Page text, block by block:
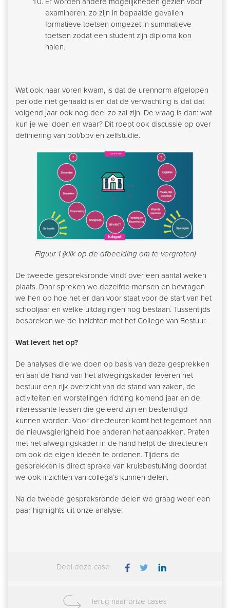
examineren, zo zijn in bepaalde gevallen
formatieve toetsen omgezet in summatieve
toetsen zodat een student zijn diploma kon
halen.
Wat ook naar voren kwam, is dat de urennorm afgelopen
periode niet gehaald is en dat de verwachting is dat dat
volgend jaar ook nog deel zo zal zijn. De vraag is dan: wat
kun je wel doen en waar? Dit roept ook discussie op over
definiëring van bot/bpv en zelfstudie.
Figuur 1 (klik op de afbeelding om te vergroten)
De tweede gespreksronde vindt over een aantal weken
plaats. Daar spreken we dezelfde mensen en bevragen
we hen op hoe het er dan voor staat voor de start van het
schooljaar en welke uitdagingen nog bestaan. Tussentijds
bespreken we de inzichten met het College van Bestuur.
Wat levert het op?
De analyses die we doen op basis van deze gesprekken
en aan de hand van het afwegingskader leveren het
bestuur een rijk overzicht van de stand van zaken, de
activiteiten en worstelingen richting komend jaar en de
interessante lessen die geleerd zijn en bestendigd
kunnen worden. Voor directeuren komt het tegemoet aan
de nieuwsgierigheid hoe anderen het aanpakken. Praten
met het afwegingskader in de hand helpt de directeuren
om ook de eigen ideeën te ordenen. Tijdens de
gesprekken is direct sprake van kruisbestuiving doordat
we ook inzichten van collega’s kunnen delen.
Na de tweede gespreksronde delen we graag weer een
paar highlights uit onze analyse!
Deel deze case
Terug naar onze cases